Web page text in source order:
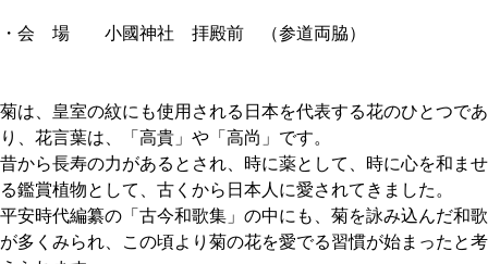
・会 場 小國神社 拝殿前 （参道両脇）
菊は、皇室の紋にも使用される日本を代表する花のひとつであ
り、花言葉は、「高貴」や「高尚」です。
昔から長寿の力があるとされ、時に薬として、時に心を和ませ
る鑑賞植物として、古くから日本人に愛されてきました。
平安時代編纂の「古今和歌集」の中にも、菊を詠み込んだ和歌
が多くみられ、この頃より菊の花を愛でる習慣が始まったと考